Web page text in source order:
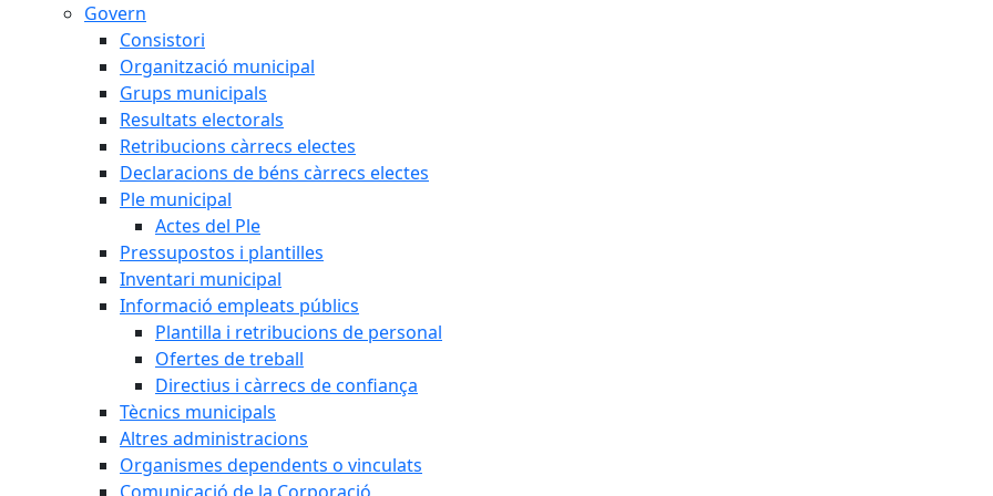
Govern
Consistori
Organització municipal
Grups municipals
Resultats electorals
Retribucions càrrecs electes
Declaracions de béns càrrecs electes
Ple municipal
Actes del Ple
Pressupostos i plantilles
Inventari municipal
Informació empleats públics
Plantilla i retribucions de personal
Ofertes de treball
Directius i càrrecs de confiança
Tècnics municipals
Altres administracions
Organismes dependents o vinculats